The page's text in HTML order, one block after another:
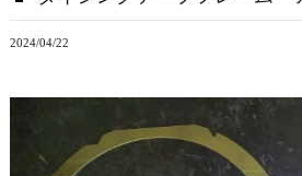
2024/04/22